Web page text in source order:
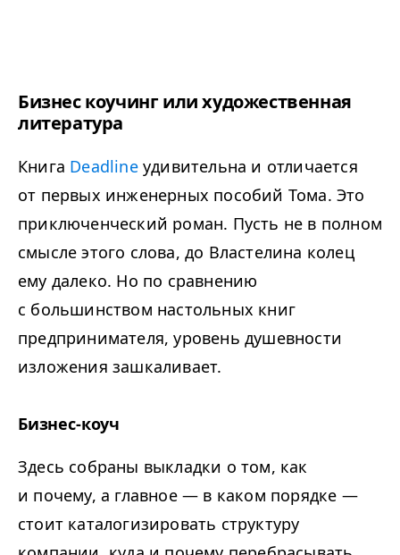
Бизнес коучинг или художественная
литература
Книга Deadlineудивительна и отличается
от первых инженерных пособий Тома. Это
приключенческий роман. Пусть не в полном
смысле этого слова, до Властелина колец
ему далеко. Но по сравнению
с большинством настольных книг
предпринимателя, уровень душевности
изложения зашкаливает.
Бизнес-коуч
Здесь собраны выкладки о том, как
и почему, а главное — в каком порядке —
стоит каталогизировать структуру